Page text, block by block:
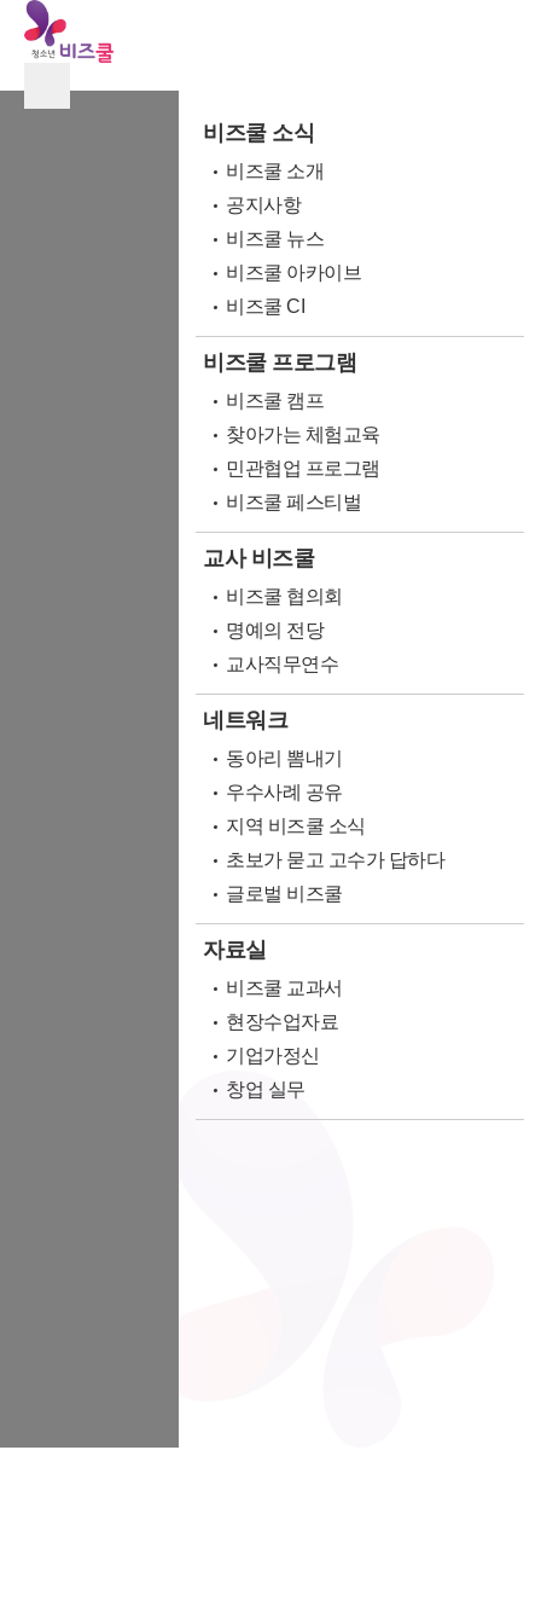
비즈쿨 소식
비즈쿨 소개
공지사항
비즈쿨 뉴스
비즈쿨 아카이브
비즈쿨 CI
비즈쿨 프로그램
비즈쿨 캠프
찾아가는 체험교육
민관협업 프로그램
비즈쿨 페스티벌
교사 비즈쿨
비즈쿨 협의회
명예의 전당
교사직무연수
네트워크
동아리 뽐내기
우수사례 공유
지역 비즈쿨 소식
초보가 묻고 고수가 답하다
글로벌 비즈쿨
자료실
비즈쿨 교과서
현장수업자료
기업가정신
창업 실무